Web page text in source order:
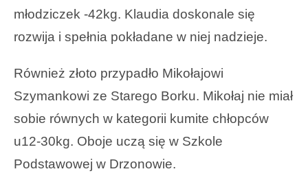
młodziczek -42kg. Klaudia doskonale się
rozwija i spełnia pokładane w niej nadzieje.
Również złoto przypadło Mikołajowi
Szymankowi ze Starego Borku. Mikołaj nie miał
sobie równych w kategorii kumite chłopców
u12-30kg. Oboje uczą się w Szkole
Podstawowej w Drzonowie.